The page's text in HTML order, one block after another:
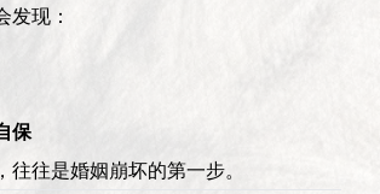
发现：
保
往往是婚姻崩坏的第一步。